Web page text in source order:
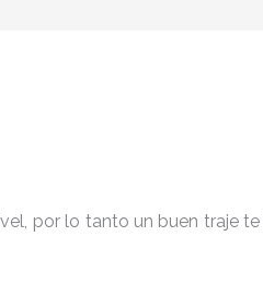
por lo tanto un buen traje te